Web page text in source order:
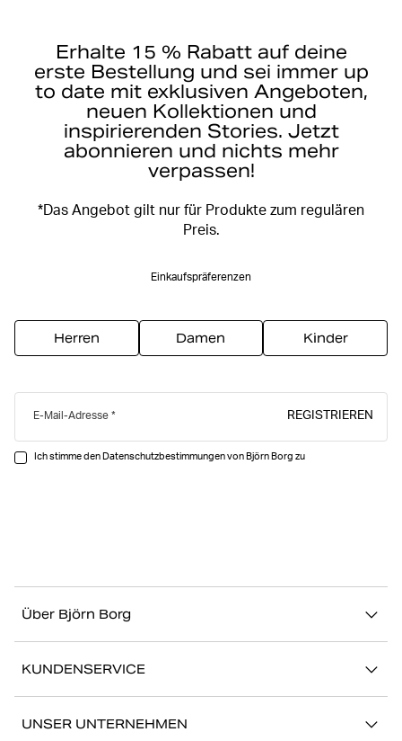
Erhalte 15 % Rabatt auf deine
erste Bestellung und sei immer up
to date mit exklusiven Angeboten,
neuen Kollektionen und
inspirierenden Stories. Jetzt
abonnieren und nichts mehr
verpassen!
*Das Angebot gilt nur für Produkte zum regulären
Preis.
Einkaufspräferenzen
Herren Damen Kinder
E-Mail-Adresse REGISTRIEREN
Ich stimme den Datenschutzbestimmungen von Björn Borg zu
Über Björn Borg
Geschichten
KUNDENSERVICE
UNSER UNTERNEHMEN